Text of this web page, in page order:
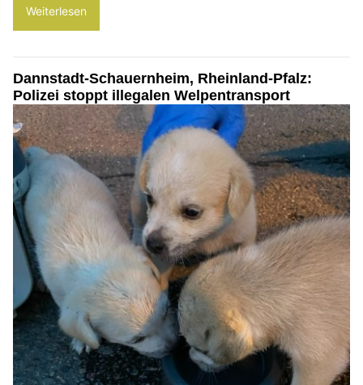
Weiterlesen
Dannstadt-Schauernheim, Rheinland-Pfalz:
Polizei stoppt illegalen Welpentransport